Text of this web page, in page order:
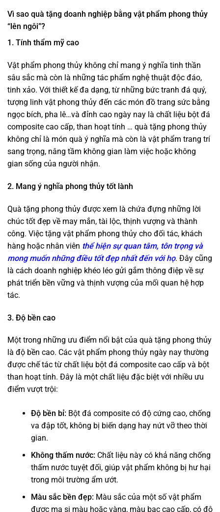
Vì sao quà tặng doanh nghiệp bằng vật phẩm phong thủy
“lên ngôi”?
1. Tính thẩm mỹ cao
Vật phẩm phong thủy không chỉ mang ý nghĩa tinh thần
sâu sắc mà còn là những tác phẩm nghệ thuật độc đáo,
tinh xảo. Với thiết kế đa dạng, từ những bức tranh đá quý,
tượng linh vật phong thủy đến các món đồ trang sức bằng
ngọc bích, pha lê…và đỉnh cao ngày nay là chất liệu bột đá
composite cao cấp, than hoạt tính … quà tặng phong thủy
không chỉ là món quà ý nghĩa mà còn là vật phẩm trang trí
sang trọng, nâng tầm không gian làm việc hoặc không
gian sống của người nhận.
2. Mang ý nghĩa phong thủy tốt lành
Quà tặng phong thủy được xem là chứa đựng những lời
chúc tốt đẹp về may mắn, tài lộc, thịnh vượng và thành
công. Việc tặng vật phẩm phong thủy cho đối tác, khách
hàng hoặc nhân viên thể hiện sự quan tâm, tôn trọng và
mong muốn những điều tốt đẹp nhất đến với họ. Đây cũng
là cách doanh nghiệp khéo léo gửi gắm thông điệp về sự
phát triển bền vững và thịnh vượng của mối quan hệ hợp
tác.
3. Độ bền cao
Một trong những ưu điểm nổi bật của quà tặng phong thủy
là độ bền cao. Các vật phẩm phong thủy ngày nay thường
được chế tác từ chất liệu bột đá composite cao cấp và bột
than hoạt tính. Đây là một chất liệu đặc biệt với nhiều ưu
điểm vượt trội:
Độ bền bỉ: Bột đá composite có độ cứng cao, chống
va đập tốt, không bị biến dạng hay nứt vỡ theo thời
gian.
Không thấm nước: Chất liệu này có khả năng chống
thấm nước tuyệt đối, giúp vật phẩm không bị hư hại
trong môi trường ẩm ướt.
Màu sắc bền đẹp: Màu sắc của một số vật phẩm
được mạ si màu hoặc vàng, màu bạc cao cấp, có độ